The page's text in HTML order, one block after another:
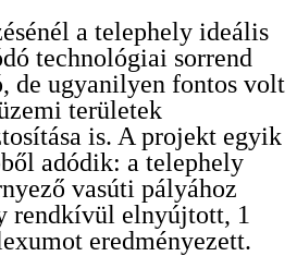
a telephely ideális
technológiai sorrend
de ugyanilyen fontos volt
területek
is. A projekt egyik
adódik: a telephely
vasúti pályához
rendkívül elnyújtott, 1
eredményezett.